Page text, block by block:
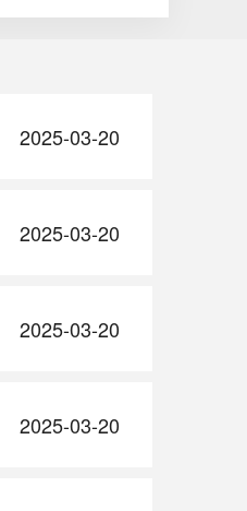
2025-03-20
2025-03-20
2025-03-20
2025-03-20